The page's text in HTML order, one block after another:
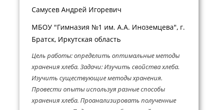
Самусев Андрей Игоревич
МБОУ "Гимназия №1 им. А.А. Иноземцева", г.
Братск, Иркутская область
Цель работы: определить оптимальные методы
хранения хлеба. Задачи: Изучить свойства хлеба.
Изучить существующие методы хранения.
Провести опыты используя разные способы
хранения хлеба. Проанализировать полученные